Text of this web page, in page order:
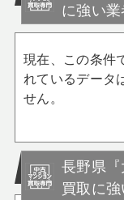
に強い
現在、この条件
れているデータ
せん。
長野県
買取に